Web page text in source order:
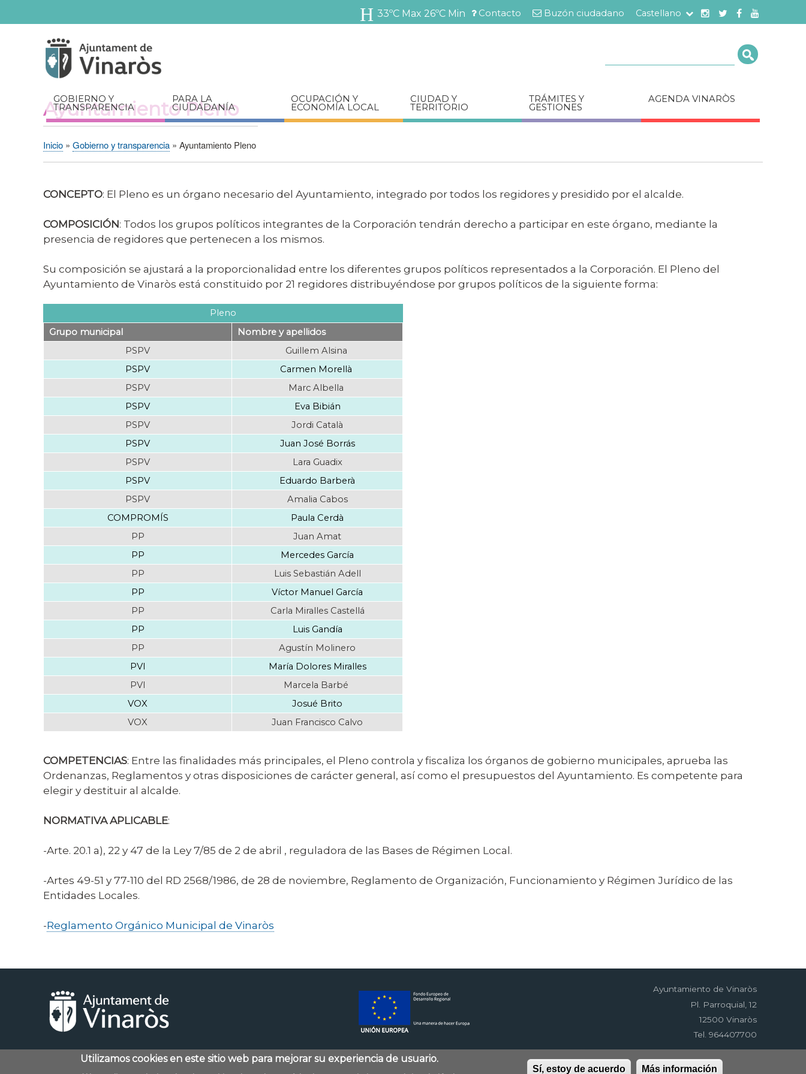
Pasar
al
relacionados
Menú
Contacto Buzón ciudadano Castellano
33ºC Max 26ºC Min
GOBIERNO Y
TRANSPARENCIA
PARA LA
CIUDADANÍA
OCUPACIÓN Y
ECONOMÍA LOCAL
CIUDAD Y
TERRITORIO
TRÁMITES Y
GESTIONES
AGENDA VINARÒS
Ayuntamiento Pleno
Sobrescribir
ayuda
la
navegación
Inicio Gobierno y transparencia Ayuntamiento Pleno
CONCEPTO: El Pleno es un órgano necesario del Ayuntamiento, integrado por todos los regidores y presidido por el alcalde.
COMPOSICIÓN: Todos los grupos políticos integrantes de la Corporación tendrán derecho a participar en este órgano, mediante la
presencia de regidores que pertenecen a los mismos.
Su composición se ajustará a la proporcionalidad entre los diferentes grupos políticos representados a la Corporación. El Pleno del
Ayuntamiento de Vinaròs está constituido por 21 regidores distribuyéndose por grupos políticos de la siguiente forma:
Pleno
Grupo municipal
Nombre y apellidos
PSPV
Guillem Alsina
PSPV
Carmen Morellà
PSPV
Marc Albella
PSPV
Eva Bibián
PSPV
Jordi Català
PSPV
Juan José Borrás
PSPV
Lara Guadix
PSPV
Eduardo Barberà
PSPV
Amalia Cabos
COMPROMÍS
Paula Cerdà
PP
Juan Amat
PP
Mercedes García
PP
Luis Sebastián Adell
PP
Víctor Manuel García
PP
Carla Miralles Castellá
PP
Luis Gandía
PP
Agustín Molinero
PVI
María Dolores Miralles
PVI
Marcela Barbé
VOX
Josué Brito
VOX
Juan Francisco Calvo
COMPETENCIAS: Entre las finalidades más principales, el Pleno controla y fiscaliza los órganos de gobierno municipales, aprueba las
Ordenanzas, Reglamentos y otras disposiciones de carácter general, así como el presupuestos del Ayuntamiento. Es competente para
elegir y destituir al alcalde.
NORMATIVA APLICABLE:
-Arte. 20.1 a), 22 y 47 de la Ley 7/85 de 2 de abril , reguladora de las Bases de Régimen Local.
-Artes 49-51 y 77-110 del RD 2568/1986, de 28 de noviembre, Reglamento de Organización, Funcionamiento y Régimen Jurídico de las
Entidades Locales.
-Reglamento Orgánico Municipal de Vinaròs
Ayuntamiento de Vinaròs
Pl. Parroquial, 12
12500 Vinaròs
Tel. 964407700
Utilizamos cookies en este sitio web para mejorar su experiencia de usuario.
Sí, estoy de acuerdo Más información